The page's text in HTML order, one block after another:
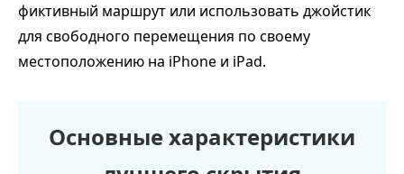
фиктивный маршрут или использовать джойстик
для свободного перемещения по своему
местоположению на iPhone и iPad.
Основные характеристики